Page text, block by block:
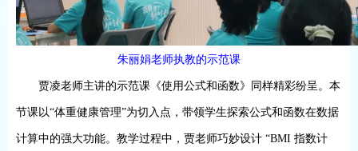
朱丽娟老师执教的示范课
贾凌老师主讲的示范课《使用公式和函数》同样精彩纷呈。本
节课以“体重健康管理”为切入点，带领学生探索公式和函数在数据
计算中的强大功能。教学过程中，贾老师巧妙设计 “BMI 指数计